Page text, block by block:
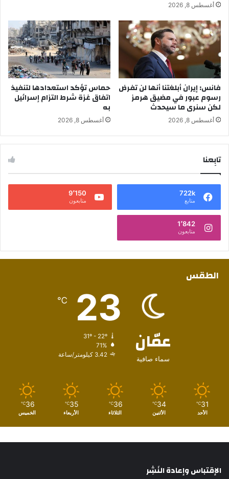
أغسطس 8, 2026
فانس: إيران أبلغتنا أنها لن تفرض
رسوم عبور في مضيق هرمز
لكن سنرى ما سيحدث
أغسطس 8, 2026
حماس تؤكد استعدادها لتنفيذ
اتفاق غزة شرط التزام إسرائيل
به
أغسطس 8, 2026
تابِعنا
722k
متابع
9٬150
متابعون
1٬842
متابعون
الطقس
عمّان
سماء صافية
23
℃
31º - 22º
71%
3.42 كيلومتر/ساعة
31
℃
الأحد
34
℃
الأثنين
36
℃
الثلاثاء
35
℃
الأربعاء
36
℃
الخميس
الإقتباس وإعادة النَشِر